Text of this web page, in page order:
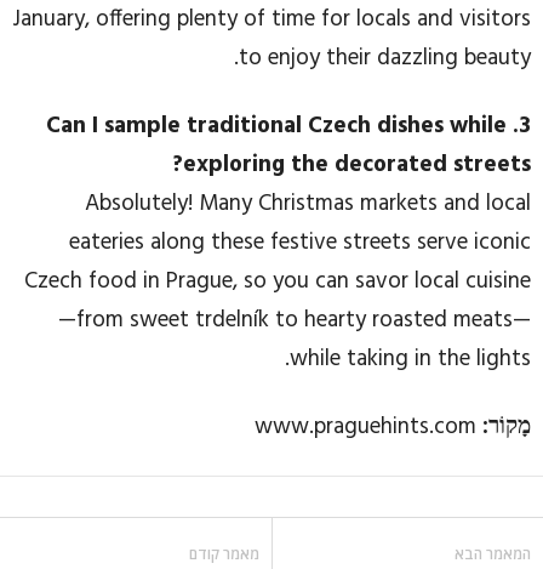
January, offering plenty of time for locals and visitors
to enjoy their dazzling beauty.
3. Can I sample traditional Czech dishes while
exploring the decorated streets?
Absolutely! Many Christmas markets and local
eateries along these festive streets serve iconic
Czech food in Prague, so you can savor local cuisine
—from sweet trdelník to hearty roasted meats—
while taking in the lights.
מָקוֹר:
מאמר קודם המאמר הבא